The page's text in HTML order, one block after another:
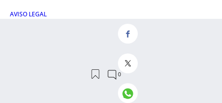
AVISO LEGAL